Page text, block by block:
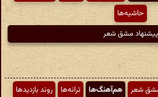
حاشیه‌ها
پیشنهاد مشق شعر
شعر هم‌آهنگ‌ها ترانه‌ها
روند بازدیدها